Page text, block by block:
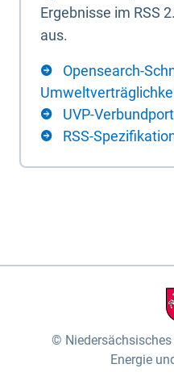
Ergebnisse im RSS
aus.
Opensearch-
UVP-
RSS-
Energie